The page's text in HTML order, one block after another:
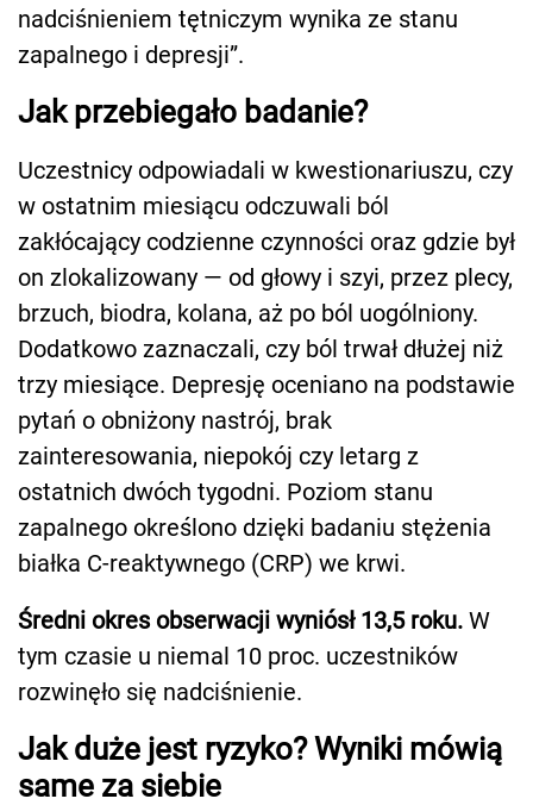
nadciśnieniem tętniczym wynika ze stanu
zapalnego i depresji”.
Jak przebiegało badanie?
Uczestnicy odpowiadali w kwestionariuszu, czy
w ostatnim miesiącu odczuwali ból
zakłócający codzienne czynności oraz gdzie był
on zlokalizowany — od głowy i szyi, przez plecy,
brzuch, biodra, kolana, aż po ból uogólniony.
Dodatkowo zaznaczali, czy ból trwał dłużej niż
trzy miesiące. Depresję oceniano na podstawie
pytań o obniżony nastrój, brak
zainteresowania, niepokój czy letarg z
ostatnich dwóch tygodni. Poziom stanu
zapalnego określono dzięki badaniu stężenia
białka C-reaktywnego (CRP) we krwi.
Średni okres obserwacji wyniósł 13,5 roku. W
tym czasie u niemal 10 proc. uczestników
rozwinęło się nadciśnienie.
Jak duże jest ryzyko? Wyniki mówią
same za siebie